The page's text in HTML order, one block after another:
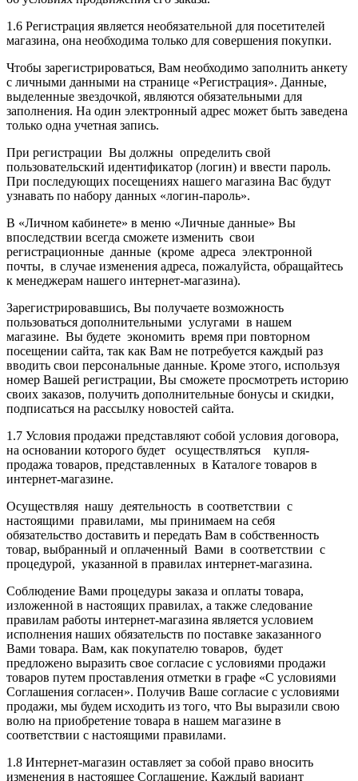
1.6 Регистрация является необязательной для посетителей
магазина, она необходима только для совершения покупки.
Чтобы зарегистрироваться, Вам необходимо заполнить анкету
с личными данными на странице «Регистрация». Данные,
выделенные звездочкой, являются обязательными для
заполнения. На один электронный адрес может быть заведена
только одна учетная запись.
При регистрации Вы должны определить свой
пользовательский идентификатор (логин) и ввести пароль.
При последующих посещениях нашего магазина Вас будут
узнавать по набору данных «логин-пароль».
В «Личном кабинете» в меню «Личные данные» Вы
впоследствии всегда сможете изменить свои
регистрационные данные (кроме адреса электронной
почты, в случае изменения адреса, пожалуйста, обращайтесь
к менеджерам нашего интернет-магазина).
Зарегистрировавшись, Вы получаете возможность
пользоваться дополнительными услугами в нашем
магазине. Вы будете экономить время при повторном
посещении сайта, так как Вам не потребуется каждый раз
вводить свои персональные данные. Кроме этого, используя
номер Вашей регистрации, Вы сможете просмотреть историю
своих заказов, получить дополнительные бонусы и скидки,
подписаться на рассылку новостей сайта.
1.7 Условия продажи представляют собой условия договора,
на основании которого будет осуществляться купля-
продажа товаров, представленных в Каталоге товаров в
интернет-магазине.
Осуществляя нашу деятельность в соответствии с
настоящими правилами, мы принимаем на себя
обязательство доставить и передать Вам в собственность
товар, выбранный и оплаченный Вами в соответствии с
процедурой, указанной в правилах интернет-магазина.
Соблюдение Вами процедуры заказа и оплаты товара,
изложенной в настоящих правилах, а также следование
правилам работы интернет-магазина является условием
исполнения наших обязательств по поставке заказанного
Вами товара. Вам, как покупателю товаров, будет
предложено выразить свое согласие с условиями продажи
товаров путем проставления отметки в графе «С условиями
Соглашения согласен». Получив Ваше согласие с условиями
продажи, мы будем исходить из того, что Вы выразили свою
волю на приобретение товара в нашем магазине в
соответствии с настоящими правилами.
1.8 Интернет-магазин оставляет за собой право вносить
изменения в настоящее Соглашение. Каждый вариант